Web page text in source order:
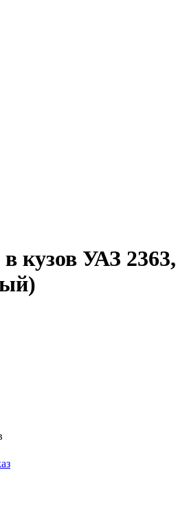
кузов УАЗ 2363,